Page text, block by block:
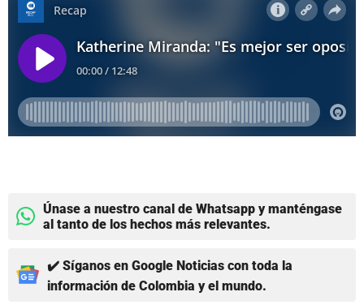
Únase a nuestro canal de Whatsapp y manténgase
al tanto de los hechos más relevantes.
✔️ Síganos en Google Noticias con toda la
información de Colombia y el mundo.